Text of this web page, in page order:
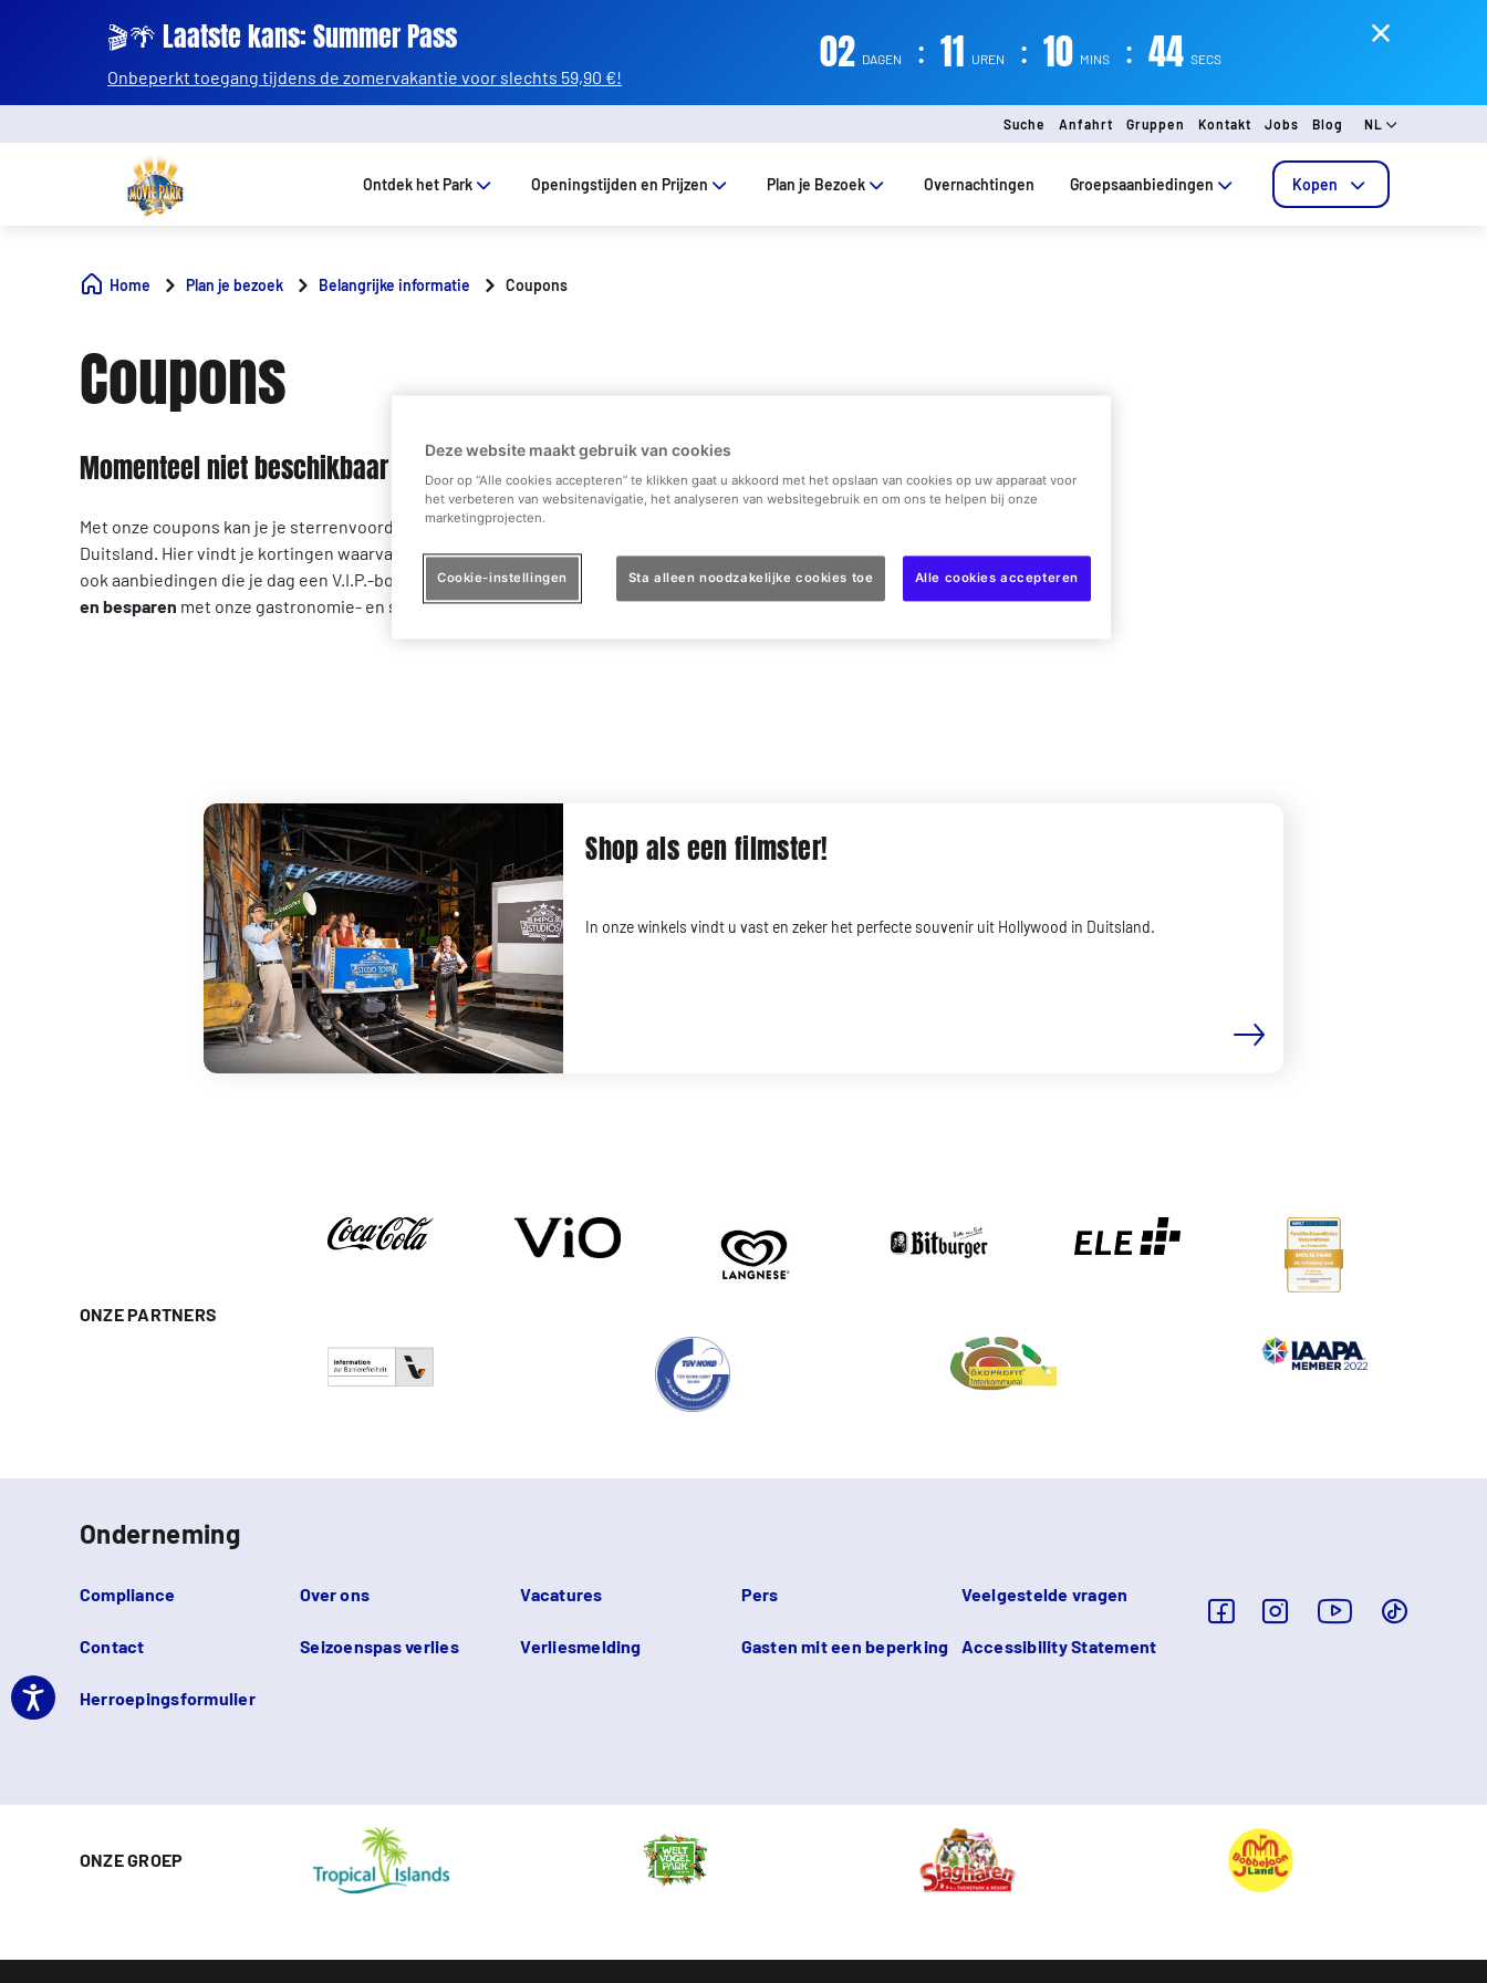
🎬🌴 Laatste kans: Summer Pass
Onbeperkt toegang tijdens de zomervakantie voor slechts 59,90 €! 02 DAGEN : 11 UREN : 10 MINS : 44 SECS
Suche Anfahrt Gruppen Kontakt Jobs Blog NL
Ontdek het Park Openingstijden en Prijzen Plan je Bezoek Overnachtingen Groepsaanbiedingen Kopen
Home Plan je bezoek Belangrijke informatie Coupons
Coupons
Momenteel niet beschikbaar
Met onze coupons kan je je sterrenvoordeel gebruiken en nog meer besparen op je bezoek aan Hollywood in
Duitsland. Hier vindt je kortingen waarvan je voor je bezoek kuntprofiteren, zoals onze Verjaardagscoupon, maar
ook aanbiedingen die je dag een V.I.P.-bonus verlenen, net als in de film. Zo kan je de hele dagshoppen, smullen
en besparen met onze gastronomie- en souvenirbonnen!
Shop als een filmster!
In onze winkels vindt u vast en zeker het perfecte souvenir uit Hollywood in Duitsland.
ONZE PARTNERS
Onderneming
Compliance Over ons Vacatures Pers Veelgestelde vragen
Contact Seizoenspas verlies Verliesmelding Gasten mit een beperking Accessibility Statement
Herroepingsformulier
ONZE GROEP
Deze website maakt gebruik van cookies
Door op “Alle cookies accepteren” te klikken gaat u akkoord met het opslaan van cookies op uw apparaat voor
het verbeteren van websitenavigatie, het analyseren van websitegebruik en om ons te helpen bij onze
marketingprojecten.
Cookie-instellingen Sta alleen noodzakelijke cookies toe Alle cookies accepteren